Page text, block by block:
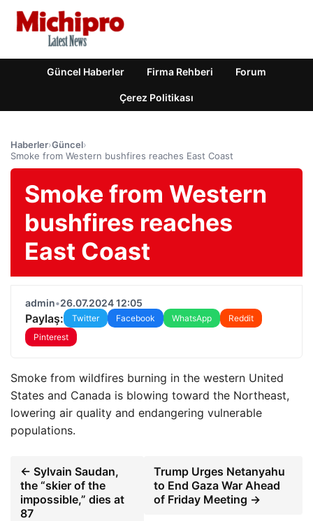
Güncel Haberler Firma Rehberi Forum
Çerez Politikası
Haberler›Güncel›
Smoke from Western bushfires reaches East Coast
Smoke from Western
bushfires reaches
East Coast
admin•26.07.2024 12:05
Paylaş: Twitter Facebook WhatsApp
Reddit
Pinterest
Smoke from wildfires burning in the western United
States and Canada is blowing toward the Northeast,
lowering air quality and endangering vulnerable
populations.
← Sylvain Saudan,
the “skier of the
impossible,” dies at
87
Trump Urges Netanyahu
to End Gaza War Ahead
of Friday Meeting →